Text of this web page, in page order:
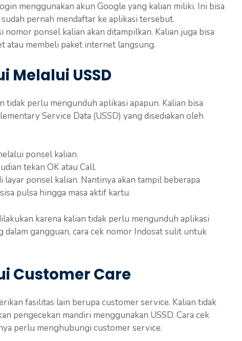
menggunakan akun Google yang kalian miliki. Ini bisa
pernah mendaftar ke aplikasi tersebut.
nomor ponsel kalian akan ditampilkan. Kalian juga bisa
atau membeli paket internet langsung.
Melalui USSD
tidak perlu mengunduh aplikasi apapun. Kalian bisa
Service Data (USSD) yang disediakan oleh
ponsel kalian.
tekan OK atau Call.
ponsel kalian. Nantinya akan tampil beberapa
pulsa hingga masa aktif kartu.
karena kalian tidak perlu mengunduh aplikasi
dalam gangguan, cara cek nomor Indosat sulit untuk
Customer Care
fasilitas lain berupa customer service. Kalian tidak
pengecekan mandiri menggunakan USSD. Cara cek
perlu menghubungi customer service.